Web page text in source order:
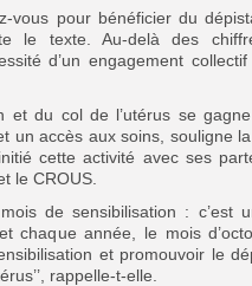
vous pour bénéficier du
le texte. Au-delà des
d’un engagement
et du col de l’utérus se
un accès aux soins, souligne
cette activité avec ses
le CROUS.
mois de sensibilisation : c’est
chaque année, le mois
et promouvoir le
rappelle-t-elle.